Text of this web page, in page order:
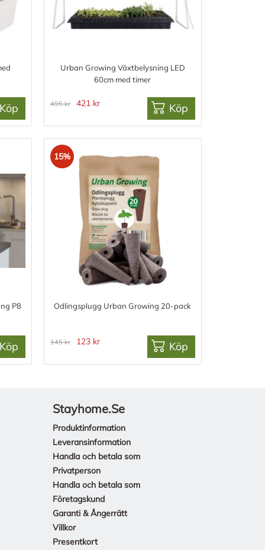
Urban Growing Växtbelysning LED
60cm med timer
495 kr 421 kr Köp
P8
15%
Odlingsplugg Urban Growing 20-pack
145 kr 123 kr Köp
Stayhome.se
Produktinformation
Leveransinformation
Handla och betala som
Privatperson
Handla och betala som
Företagskund
Garanti & Ångerrätt
Villkor
Presentkort